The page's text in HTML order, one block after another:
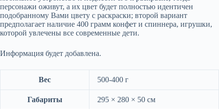
персонажи оживут, а их цвет будет полностью идентичен
подобранному Вами цвету с раскраски; второй вариант
предполагает наличие 400 грамм конфет и спиннера, игрушки,
которой увлечены все современные дети.
Информация будет добавлена.
Вес 500-400 г
Габариты
295 × 280 × 50 см